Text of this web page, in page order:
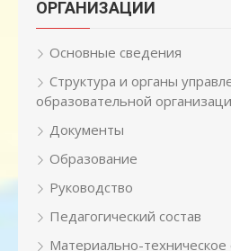
ОРГАНИЗАЦИИ
Основные сведения
Структура и органы
образовательной
Документы
Образование
Руководство
Педагогический состав
Материально-техническое